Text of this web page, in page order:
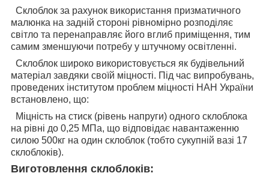
Склоблок за рахунок використання призматичного
малюнка на задній стороні рівномірно розподіляє
світло та перенаправляє його вглиб приміщення, тим
самим зменшуючи потребу у штучному освітленні.
Склоблок широко використовується як будівельний
матеріал завдяки своїй міцності. Під час випробувань,
проведених інститутом проблем міцності НАН України
встановлено, що:
Міцність на стиск (рівень напруги) одного склоблока
на рівні до 0,25 МПа, що відповідає навантаженню
силою 500кг на один склоблок (тобто сукупній вазі 17
склоблоків).
Виготовлення склоблоків: